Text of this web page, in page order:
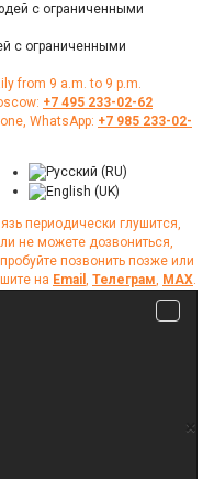
с ограниченными
from 9 a.m. to 9 p.m.
+7 495 233-02-62
WhatsApp: +7 985 233-02-
периодически глушится,
не можете дозвониться,
позвонить позже или
на Email Телеграм МАХ
×